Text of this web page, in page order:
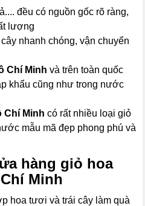
đều có nguồn gốc rõ ràng,
lượng
nhanh chóng, vận chuyển
Chí Minh và trên toàn quốc
khẩu cũng như trong nước
Chí Minh có rất nhiều loại giỏ
mẫu mã đẹp phong phú và
hàng giỏ hoa
Minh
hoa tươi và trái cây làm quà